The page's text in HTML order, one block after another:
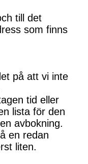
till det
som finns
på att vi inte
tid eller
lista för den
avbokning.
en redan
liten.